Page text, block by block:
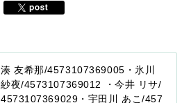
湊 友希那/4573107369005・氷川
紗夜/4573107369012 ・今井 リサ/
4573107369029・宇田川 あこ/457